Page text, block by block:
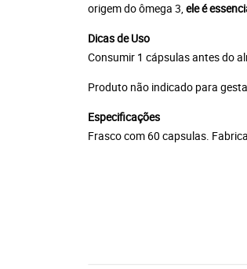
origem do ômega 3,ele é
Dicas de Uso
Consumir 1 cápsulas antes do
Produto não indicado para
Especificações
Frasco com 60 capsulas.